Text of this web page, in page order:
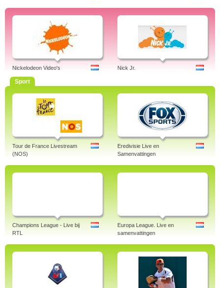
Nickelodeon Video's Nick Jr.
Sport
Tour de France Livestream
(NOS)
Eredivisie Live en
Samenvattingen
Champions League - Live bij
RTL
Europa League. Live en
samenvattingen